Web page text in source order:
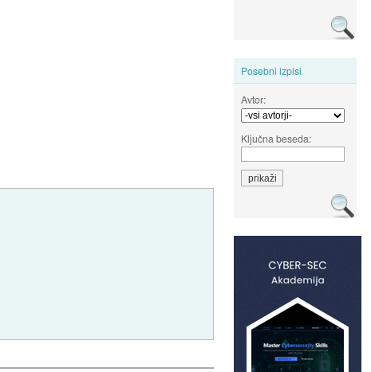
Posebni izpisi
Avtor:
Ključna beseda: